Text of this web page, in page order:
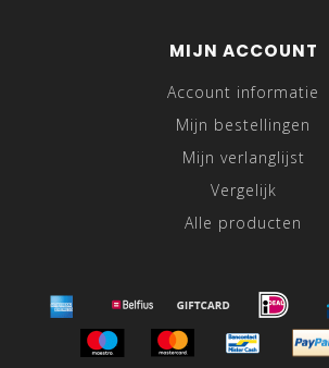
MIJN ACCOUNT
Account informatie
Mijn bestellingen
Mijn verlanglijst
Vergelijk
Alle producten